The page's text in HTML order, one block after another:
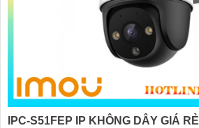
IPC-S51FEP IP KHÔNG DÂY GIÁ RẺ